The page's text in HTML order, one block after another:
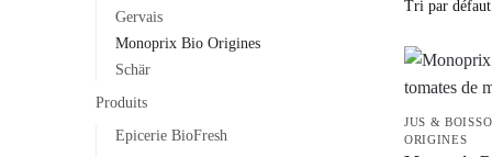
JUS &
ORIGINES
Gervais
Monoprix Bio Origines
Schär
Produits
Epicerie BioFresh